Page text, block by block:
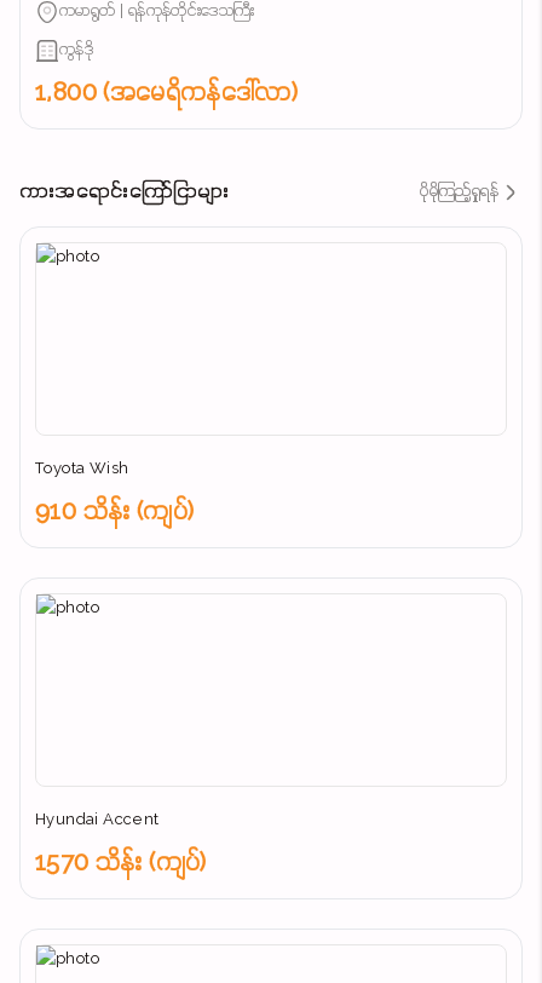
ကမာရွတ် | ရန်ကုန်တိုင်းဒေသကြီး
ကွန်ဒို
1,800 (အမေရိကန်ဒေါ်လာ)
ကားအရောင်းကြော်ငြာများ ပိုမိုကြည့်ရှုရန်
Toyota Wish
910 သိန်း (ကျပ်)
Hyundai Accent
1570 သိန်း (ကျပ်)